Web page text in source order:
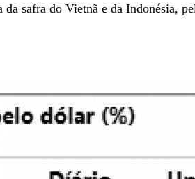
safra do Vietnã e da Indonésia,